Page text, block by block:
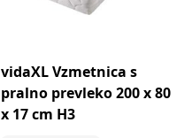
vidaXL Vzmetnica s
pralno prevleko 200 x 80
x 17 cm H3